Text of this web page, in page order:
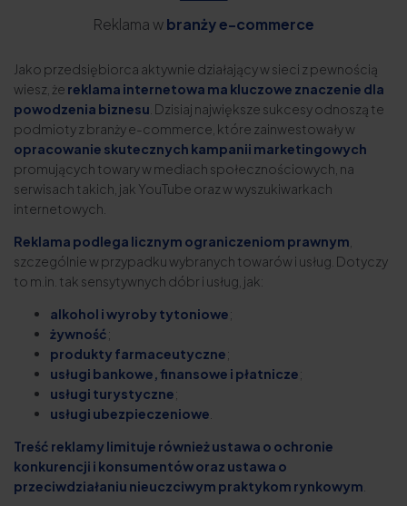
Reklama w branży e-commerce
Jako przedsiębiorca aktywnie działający w sieci z pewnością
wiesz, że reklama internetowa ma kluczowe znaczenie dla
powodzenia biznesu . Dzisiaj największe sukcesy odnoszą te
podmioty z branży e-commerce, które zainwestowały w
opracowanie skutecznych kampanii marketingowych
promujących towary w mediach społecznościowych, na
serwisach takich, jak YouTube oraz w wyszukiwarkach
internetowych.
Reklama podlega licznym ograniczeniom prawnym
szczególnie w przypadku wybranych towarów i usług. Dotyczy
to m.in. tak sensytywnych dóbr i usług, jak:
alkohol i wyroby tytoniowe;
żywność;
produkty farmaceutyczne;
usługi bankowe, finansowe i płatnicze;
usługi turystyczne;
usługi ubezpieczeniowe
Treść reklamy limituje również ustawa o ochronie
konkurencji i konsumentów oraz ustawa o
przeciwdziałaniu nieuczciwym praktykom rynkowym